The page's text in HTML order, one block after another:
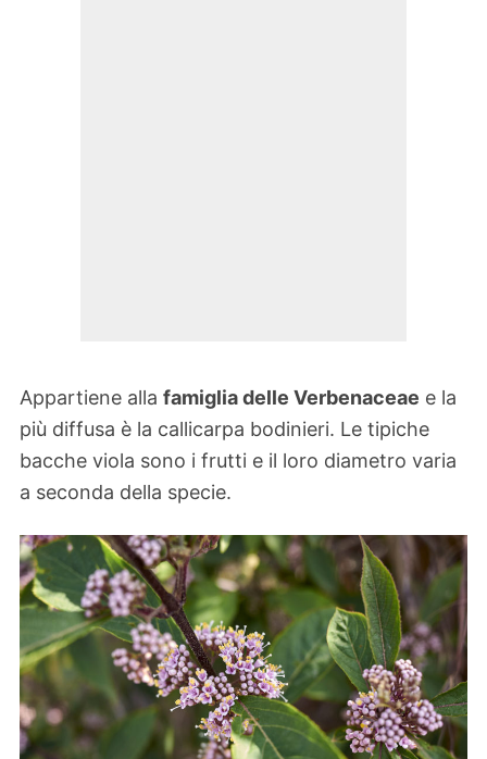
Appartiene alla famiglia delle Verbenaceae e la
più diffusa è la callicarpa bodinieri. Le tipiche
bacche viola sono i frutti e il loro diametro varia
a seconda della specie.